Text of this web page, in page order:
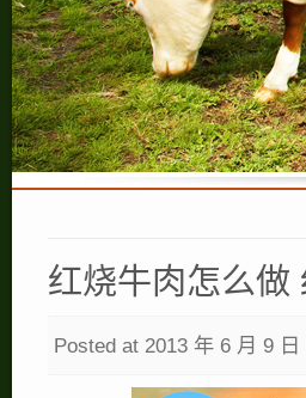
红烧牛肉怎么做
Posted at 2013 年 6 月 9 日